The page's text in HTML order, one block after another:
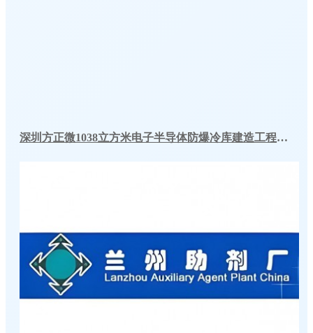
深圳方正微1038立方米电子半导体防爆冷库建造工程案例